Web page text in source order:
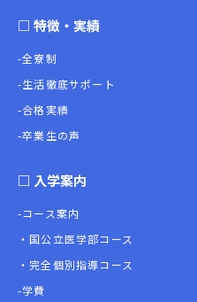
□ 特徴・実績
-全寮制
-生活徹底サポート
-合格実績
-卒業生の声
□ 入学案内
-コース案内
・国公立医学部コース
・完全個別指導コース
-学費